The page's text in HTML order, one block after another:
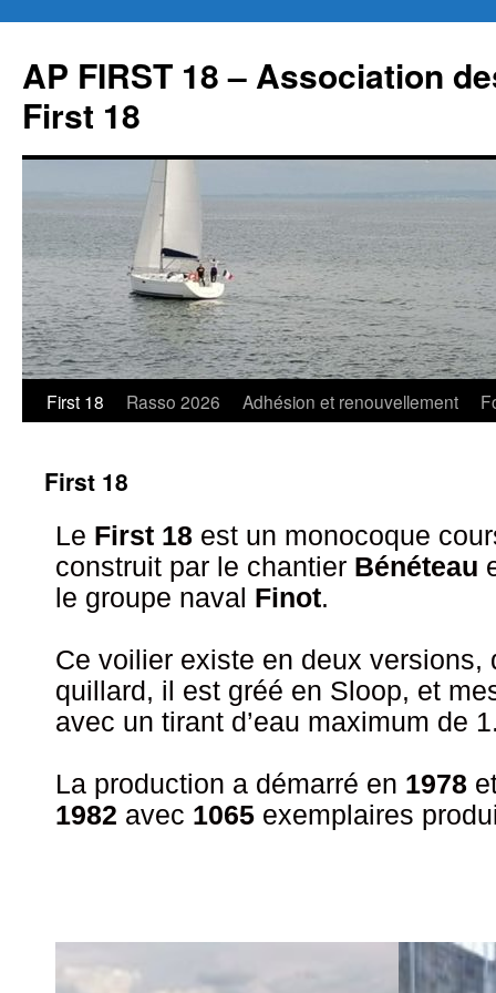
AP FIRST 18 – Association
First 18
First 18 Rasso 2026 Adhésion et renouvellement
First 18
Le First 18 est un monocoque
construit par le chantier Bénéteau
le groupe naval Finot.
Ce voilier existe en deux versions,
quillard, il est gréé en Sloop, et
avec un tirant d’eau maximum de
La production a démarré en 1978
1982 avec 1065 exemplaires